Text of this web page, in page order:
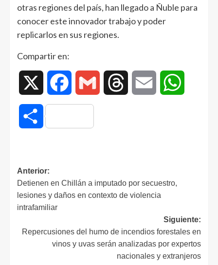
otras regiones del país, han llegado a Ñuble para
conocer este innovador trabajo y poder
replicarlos en sus regiones.
Compartir en:
Facebook Gmail Threads Email
Compartir
Anterior:
Detienen en Chillán a imputado por secuestro,
lesiones y daños en contexto de violencia
intrafamiliar
Siguiente:
Repercusiones del humo de incendios forestales en
vinos y uvas serán analizadas por expertos
nacionales y extranjeros